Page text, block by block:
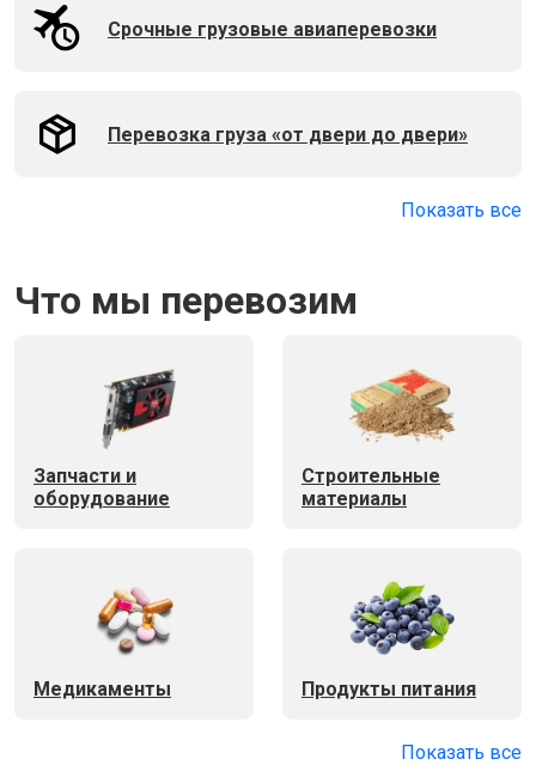
Срочные грузовые авиаперевозки
Перевозка груза «от двери до двери»
Показать все
Что мы перевозим
Запчасти и
оборудование
Строительные
материалы
Медикаменты Продукты питания
Показать все